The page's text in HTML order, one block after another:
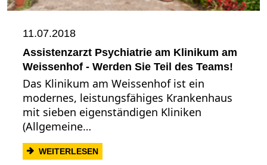
11.07.2018
Assistenzarzt Psychiatrie am Klinikum am
Weissenhof - Werden Sie Teil des Teams!
Das Klinikum am Weissenhof ist ein
modernes, leistungsfähiges Krankenhaus
mit sieben eigenständigen Kliniken
(Allgemeine…
WEITERLESEN: ASSISTENZARZT PSYCHIATRIE AM